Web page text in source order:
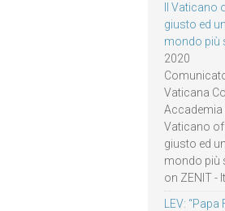
Il
giusto ed
mondo più
2020
Vaticana
Accademia
Vaticano
giusto ed
mondo più
on ZENIT -
LEV: